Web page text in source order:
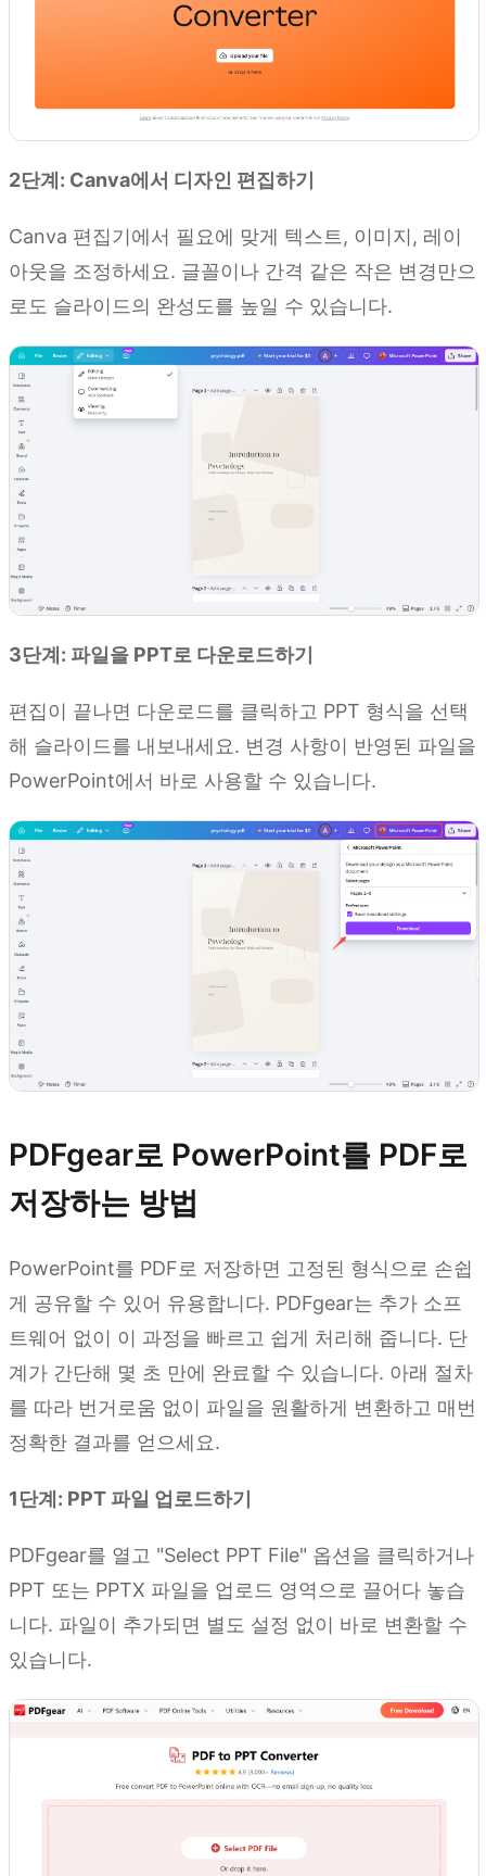
2단계: Canva에서 디자인 편집하기
Canva 편집기에서 필요에 맞게 텍스트, 이미지, 레이
아웃을 조정하세요. 글꼴이나 간격 같은 작은 변경만으
로도 슬라이드의 완성도를 높일 수 있습니다.
3단계: 파일을 PPT로 다운로드하기
편집이 끝나면 다운로드를 클릭하고 PPT 형식을 선택
해 슬라이드를 내보내세요. 변경 사항이 반영된 파일을
PowerPoint에서 바로 사용할 수 있습니다.
PDFgear로 PowerPoint를 PDF로
저장하는 방법
PowerPoint를 PDF로 저장하면 고정된 형식으로 손쉽
게 공유할 수 있어 유용합니다. PDFgear는 추가 소프
트웨어 없이 이 과정을 빠르고 쉽게 처리해 줍니다. 단
계가 간단해 몇 초 만에 완료할 수 있습니다. 아래 절차
를 따라 번거로움 없이 파일을 원활하게 변환하고 매번
정확한 결과를 얻으세요.
1단계: PPT 파일 업로드하기
PDFgear를 열고 "Select PPT File" 옵션을 클릭하거나
PPT 또는 PPTX 파일을 업로드 영역으로 끌어다 놓습
니다. 파일이 추가되면 별도 설정 없이 바로 변환할 수
있습니다.